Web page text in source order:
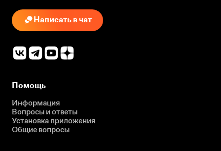
Написать в чат
Помощь
Информация
Вопросы и ответы
Установка приложения
Общие вопросы